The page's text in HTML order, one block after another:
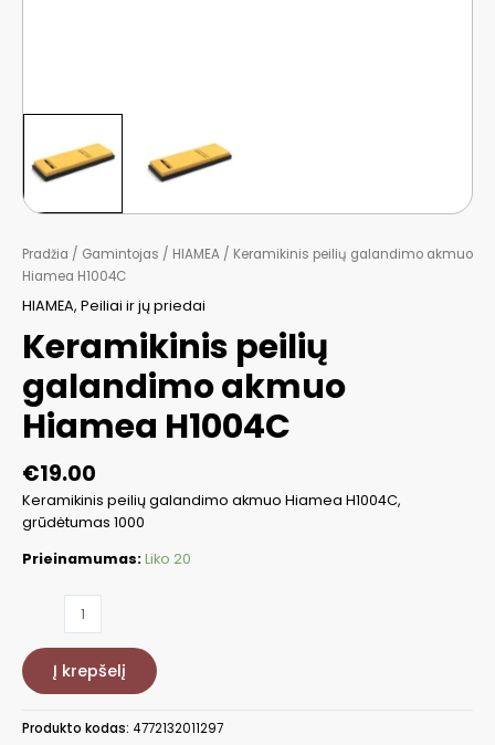
Pradžia / Gamintojas / HIAMEA / Keramikinis peilių galandimo akmuo
Hiamea H1004C
HIAMEA, Peiliai ir jų priedai
Keramikinis peilių
galandimo akmuo
Hiamea H1004C
€19.00
Keramikinis peilių galandimo akmuo Hiamea H1004C,
grūdėtumas 1000
Prieinamumas:Liko 20
Keramikinis
peilių
galandimo
Hiamea
Į krepšelį
Produkto kodas: 4772132011297